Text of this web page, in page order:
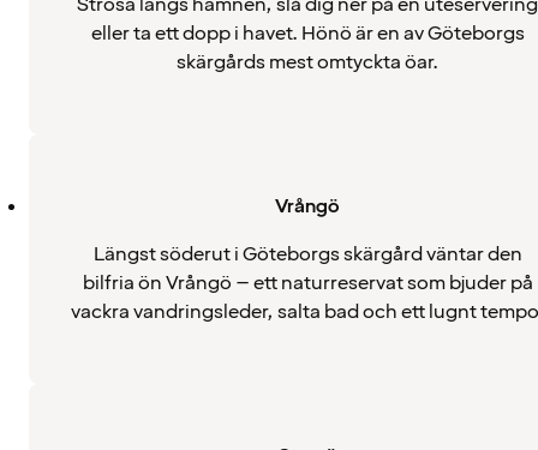
eller ta ett dopp i havet. Hönö är en av Göteborgs
skärgårds mest omtyckta öar.
Vrångö
Längst söderut i Göteborgs skärgård väntar den
bilfria ön Vrångö – ett naturreservat som bjuder på
vackra vandringsleder, salta bad och ett lugnt